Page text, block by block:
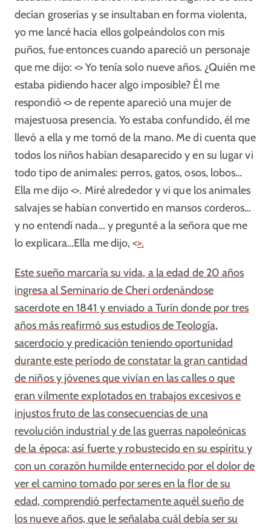
decían groserías y se insultaban en forma violenta,
yo me lancé hacia ellos golpeándolos con mis
puños, fue entonces cuando apareció un personaje
que me dijo: <> Yo tenía solo nueve años. ¿Quién me
estaba pidiendo hacer algo imposible? Él me
respondió <> de repente apareció una mujer de
majestuosa presencia. Yo estaba confundido, él me
llevó a ella y me tomó de la mano. Me di cuenta que
todos los niños habían desaparecido y en su lugar vi
todo tipo de animales: perros, gatos, osos, lobos…
Ella me dijo <>. Miré alrededor y vi que los animales
salvajes se habían convertido en mansos corderos…
y no entendí nada… y pregunté a la señora que me
lo explicara…Ella me dijo, <>.
Este sueño marcaría su vida, a la edad de 20 años
ingresa al Seminario de Cheri ordenándose
sacerdote en 1841 y enviado a Turín donde por tres
años más reafirmó sus estudios de Teología,
sacerdocio y predicación teniendo oportunidad
durante este período de constatar la gran cantidad
de niños y jóvenes que vivían en las calles o que
eran vilmente explotados en trabajos excesivos e
injustos fruto de las consecuencias de una
revolución industrial y de las guerras napoleónicas
de la época; así fuerte y robustecido en su espíritu y
con un corazón humilde enternecido por el dolor de
ver el camino tomado por seres en la flor de su
edad, comprendió perfectamente aquél sueño de
los nueve años, que le señalaba cuál debía ser su